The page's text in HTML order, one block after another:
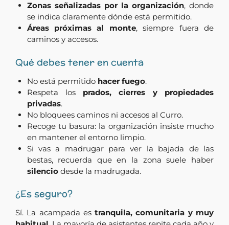
Zonas señalizadas por la organización, donde
se indica claramente dónde está permitido.
Áreas próximas al monte, siempre fuera de
caminos y accesos.
Qué debes tener en cuenta
No está permitido hacer fuego.
Respeta los prados, cierres y propiedades
privadas.
No bloquees caminos ni accesos al Curro.
Recoge tu basura: la organización insiste mucho
en mantener el entorno limpio.
Si vas a madrugar para ver la bajada de las
bestas, recuerda que en la zona suele haber
silenciodesde la madrugada.
¿Es seguro?
Sí. La acampada estranquila, comunitaria y muy